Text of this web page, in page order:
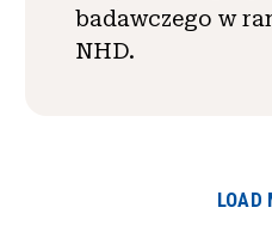
badawczego w
NHD.
LOAD